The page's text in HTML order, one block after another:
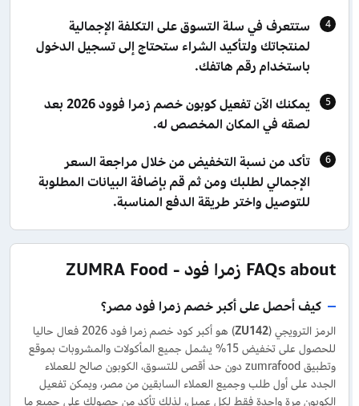
ستتعرف في سلة التسوق على التكلفة الإجمالية
لمنتجاتك ولتأكيد الشراء ستحتاج إلى تسجيل الدخول
باستخدام رقم هاتفك.
يمكنك الآن تفعيل كوبون خصم زمرا فوود 2026 بعد
لصقه في المكان المخصص له.
تأكد من نسبة التخفيض من خلال مراجعة السعر
الإجمالي لطلبك ومن ثم قم بإضافة البيانات المطلوبة
للتوصيل واختر طريقة الدفع المناسبة.
FAQs about زمرا فود - ZUMRA Food
كيف أحصل على أكبر خصم زمرا فود مصر؟
الرمز الترويجي (ZU142
) هو أكبر كود خصم زمرا فود 2026 فعال حاليا
للحصول على تخفيض 15% يشمل جميع المأكولات والمشروبات بموقع
وتطبيق zumrafood دون حد أقصى للتسوق، الكوبون صالح للعملاء
الجدد على أول طلب وجميع العملاء السابقين من مصر، ويمكن تفعيل
الكوبون مرة واحدة فقط لكل عميل، لذلك تأكد من حصولك على جميع ما